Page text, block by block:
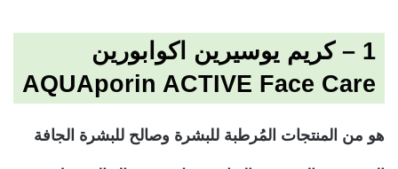
1 – كريم يوسيرين اكوابورين
AQUAporin ACTIVE Face Care
هو من المنتجات المُرطبة للبشرة وصالح للبشرة الجافة